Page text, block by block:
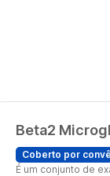
Beta2
Coberto por
É um conjunto de